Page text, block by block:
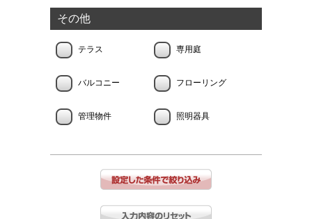
その他
テラス 専用庭
バルコニー フローリング
管理物件 照明器具